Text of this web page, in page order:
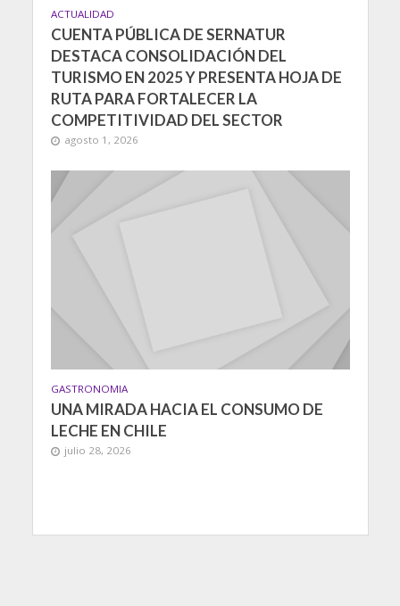
ACTUALIDAD
CUENTA PÚBLICA DE SERNATUR
DESTACA CONSOLIDACIÓN DEL
TURISMO EN 2025 Y PRESENTA HOJA DE
RUTA PARA FORTALECER LA
COMPETITIVIDAD DEL SECTOR
agosto 1, 2026
GASTRONOMIA
UNA MIRADA HACIA EL CONSUMO DE
LECHE EN CHILE
julio 28, 2026